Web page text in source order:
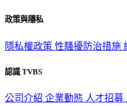
政策與隱私
隱私權政策 性騷擾防治措施
認識 TVBS
公司介紹 企業動態 人才招募